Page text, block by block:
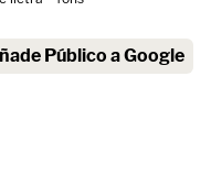
Público a Google